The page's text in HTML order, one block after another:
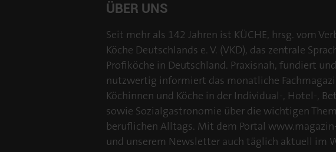
ÜBER UNS
Seit mehr als 142 Jahren ist KÜCHE, hrsg. vom
Köche Deutschlands e. V. (VKD), das zentrale
Profiköche in Deutschland. Praxisnah, fundiert und
nutzwertig informiert das monatliche
Köchinnen und Köche in der Individual-, Hotel-,
sowie Sozialgastronomie über die wichtigen
beruflichen Alltags. Mit dem Portal
und unserem Newsletter auch täglich aktuell im